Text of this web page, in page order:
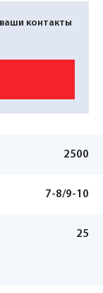
контакты
2500
7-8/9-10
25